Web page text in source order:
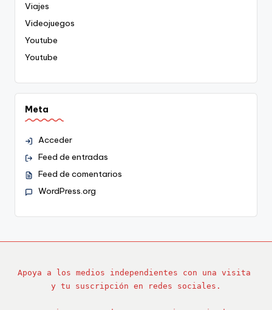
Viajes
Videojuegos
Youtube
Youtube
Meta
Acceder
Feed de entradas
Feed de comentarios
WordPress.org
Apoya a los medios independientes con una visita
y tu suscripción en redes sociales.